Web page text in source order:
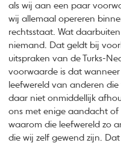
als wij aan een paar
wij allemaal opereren
rechtsstaat. Wat
niemand. Dat geldt bij
uitspraken van de Turks-
voorwaarde is dat
leefwereld van anderen
daar niet onmiddellijk
ons met enige aandacht of
waarom die leefwereld zo
die wij zelf gewend zijn.